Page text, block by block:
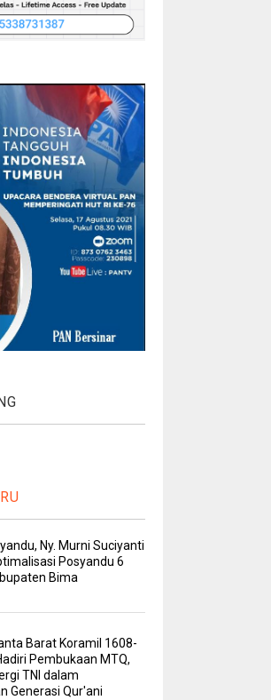
Ny. Murni Suciyanti
Posyandu 6
Bima
Barat Koramil 1608-
Pembukaan MTQ,
TNI dalam
Generasi Qur'ani